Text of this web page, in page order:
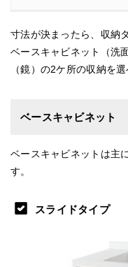
寸法が決まったら、収納
ベースキャビネット（洗
（鏡）の2ケ所の収納を選
ベースキャビネット
ベースキャビネットは主
す。
スライドタイプ